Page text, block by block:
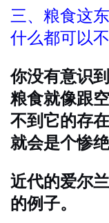
三、粮食这
什么都可以
你没有意识
粮食就像跟
不到它的存
就会是个惨
近代的爱尔
的例子。